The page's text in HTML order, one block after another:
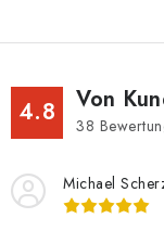
4.8 Von
38
Michael